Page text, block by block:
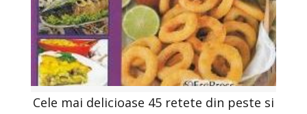
Cele mai delicioase 45 retete din peste si